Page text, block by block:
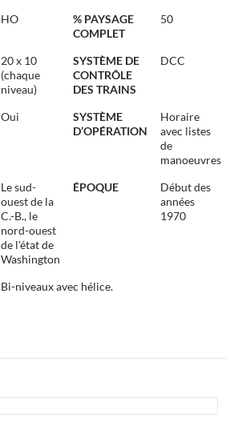
HO
% PAYSAGE
COMPLET
50
20 x 10
(chaque
niveau)
SYSTÈME DE
CONTRÔLE
DES TRAINS
DCC
Oui
SYSTÈME
D’OPÉRATION
Horaire
avec listes
de
manoeuvres
Le sud-
ouest de la
C.-B., le
nord-ouest
de l'état de
Washington
ÉPOQUE
Début des
années
1970
Bi-niveaux avec hélice.